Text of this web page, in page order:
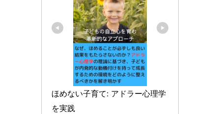
ほめない子育て: アドラー心理学
を実践